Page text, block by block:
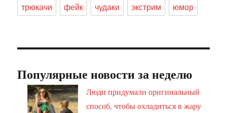
трюкачи
фейк чудаки экстрим юмор
Популярные новости за неделю
Люди придумали оригинальный
способ, чтобы охладиться в жару